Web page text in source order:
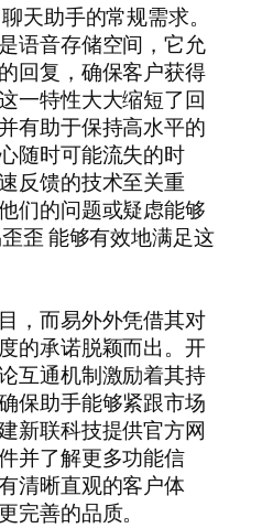
天助手的常规需求。
语音存储空间，它允
回复，确保客户获得
一特性大大缩短了回
有助于保持高水平的
随时可能流失的时
反馈的技术至关重
们的问题或疑虑能够
歪 能够有效地满足这
，而易外外凭借其对
的承诺脱颖而出。开
互通机制激励着其持
保助手能够紧跟市场
新联科技提供官方网
并了解更多功能信
清晰直观的客户体
完善的品质。